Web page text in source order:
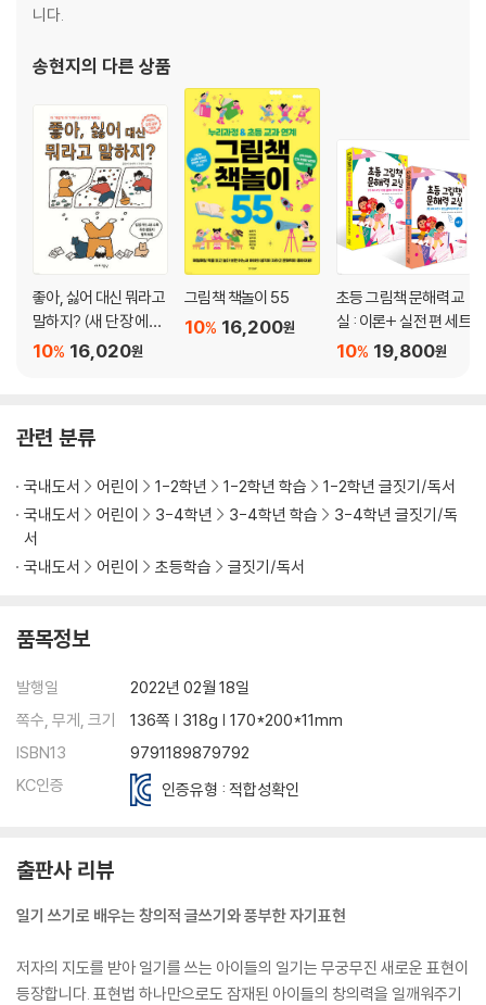
니다.
송현지 의 다른 상품
좋아, 싫어 대신 뭐라고
말하지? (새 단장 에디
션)
16,020원
10%
그림책 책놀이 55
16,200원
10%
초등 그림책 문해력 교
실 : 이론+ 실전 편 세트
19,800원
10%
관련 분류
국내도서 어린이 1-2학년 1-2학년 학습
1-2학년 글짓기/독서
국내도서
어린이 3-4학년 3-4학년 학습
3-4학년 글짓기/독
서
국내도서
어린이 초등학습 글짓기/독서
품목정보
발행일
2022년 02월 18일
쪽수, 무게, 크기
136쪽 | 318g | 170*200*11mm
ISBN13
9791189879792
KC인증
인증유형 : 적합성확인
출판사 리뷰
일기 쓰기로 배우는 창의적 글쓰기와 풍부한 자기표현
저자의 지도를 받아 일기를 쓰는 아이들의 일기는 무궁무진 새로운 표현이
등장합니다. 표현법 하나만으로도 잠재된 아이들의 창의력을 일깨워주기